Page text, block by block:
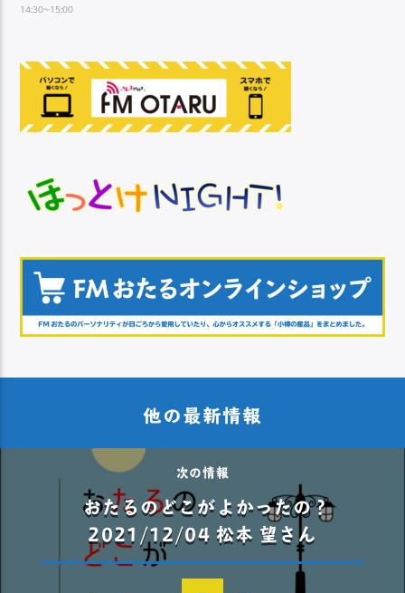
14:30~15:00
他の最新情報
次の情報
おたるのどこがよかったの？
2021/12/04 松本 望さん